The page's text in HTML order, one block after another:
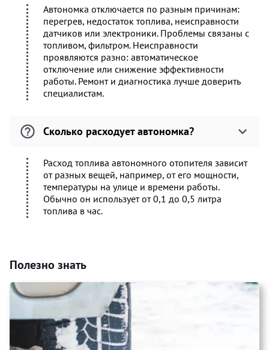
Автономка отключается по разным причинам:
перегрев, недостаток топлива, неисправности
датчиков или электроники. Проблемы связаны с
топливом, фильтром. Неисправности
проявляются разно: автоматическое
отключение или снижение эффективности
работы. Ремонт и диагностика лучше доверить
специалистам.
Сколько расходует автономка?
Расход топлива автономного отопителя зависит
от разных вещей, например, от его мощности,
температуры на улице и времени работы.
Обычно он использует от 0,1 до 0,5 литра
топлива в час.
Полезно знать